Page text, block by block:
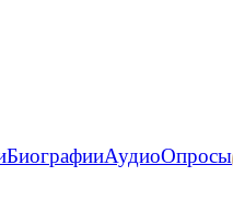
БиографииАудиоОпросы